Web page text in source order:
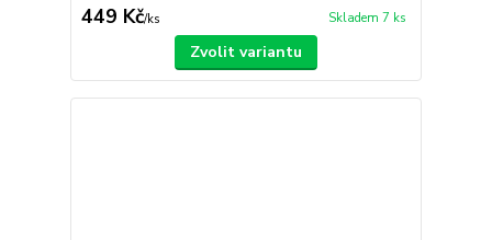
449 Kč/ks Skladem 7 ks
Zvolit variantu